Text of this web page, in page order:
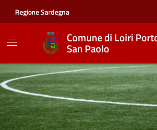
Regione Sardegna
Comune di Loiri
San Paolo